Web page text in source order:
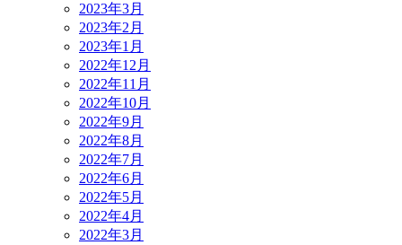
2023年3月
2023年2月
2023年1月
2022年12月
2022年11月
2022年10月
2022年9月
2022年8月
2022年7月
2022年6月
2022年5月
2022年4月
2022年3月